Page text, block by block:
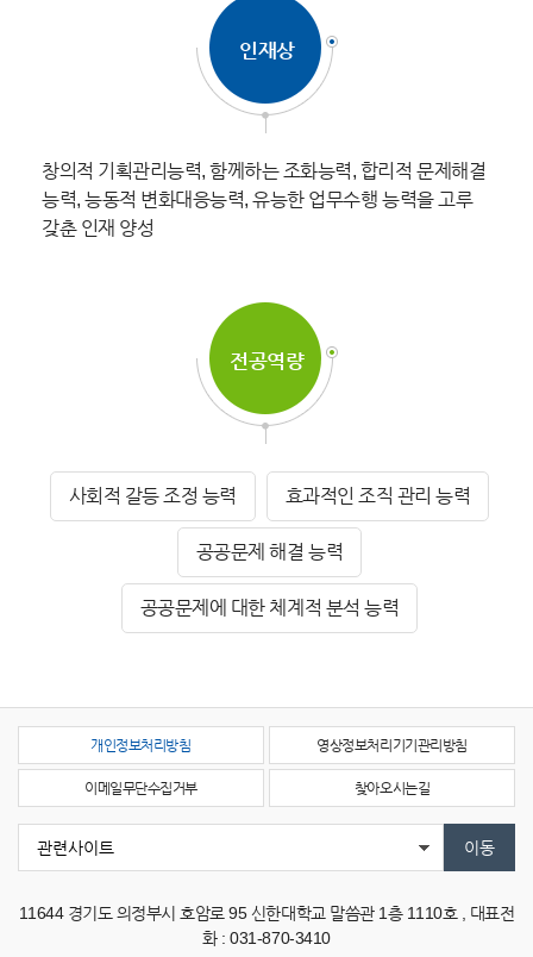
인재상
창의적 기획관리능력, 함께하는 조화능력, 합리적 문제해결
능력, 능동적 변화대응능력, 유능한 업무수행 능력을 고루
갖춘 인재 양성
전공역량
사회적 갈등 조정 능력 효과적인 조직 관리 능력
공공문제 해결 능력
공공문제에 대한 체계적 분석 능력
개인정보처리방침 영상정보처리기기관리방침
이메일무단수집거부 찾아오시는길
11644 경기도 의정부시 호암로 95 신한대학교 말씀관 1층 1110호 , 대표전
화 : 031-870-3410